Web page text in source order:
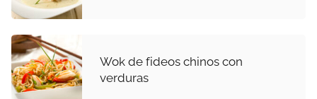
Wok de fideos chinos con
verduras